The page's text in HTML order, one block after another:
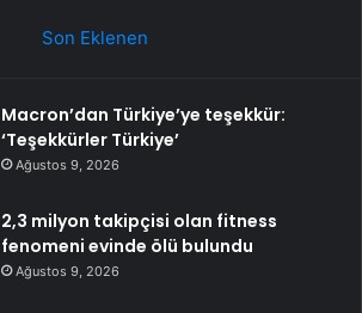
Son Eklenen
Macron’dan Türkiye’ye teşekkür:
‘Teşekkürler Türkiye’
Ağustos 9, 2026
2,3 milyon takipçisi olan fitness
fenomeni evinde ölü bulundu
Ağustos 9, 2026